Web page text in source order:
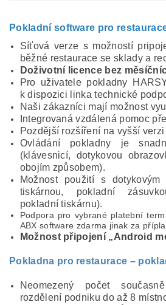
Pokladní software pro
Síťová verze s možností
běžné restaurace se sklady a
Doživotní licence bez
Pro uživatele pokladny
k dispozici linka technické
Naši zákazníci mají možnost
Integrovaná vzdálená pomoc
Pozdější rozšíření na vyšší
Ovládání pokladny je
(klávesnicí, dotykovou
obojím způsobem).
Možnost použití s dotykovým
tiskárnou, pokladní
pokladní tiskárnu).
Podpora pro vybrané platební
ABX software zdarma jinak za
Možnost připojení „Android
Pokladna pro restaurace –
Neomezený počet
rozdělení podniku do až 8